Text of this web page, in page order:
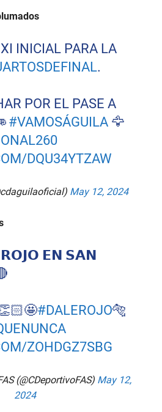
INICIAL PARA LA
.
POR EL PASE A
#VAMOSÁGUILA 🦅
DQU34YTZAW
May 12, 2024
𝗥𝗢𝗝𝗢 𝗘𝗡 𝗦𝗔𝗡
#DALEROJO🐅
ZOHDGZ7SBG
(@CDeportivoFAS) May 12,
2024